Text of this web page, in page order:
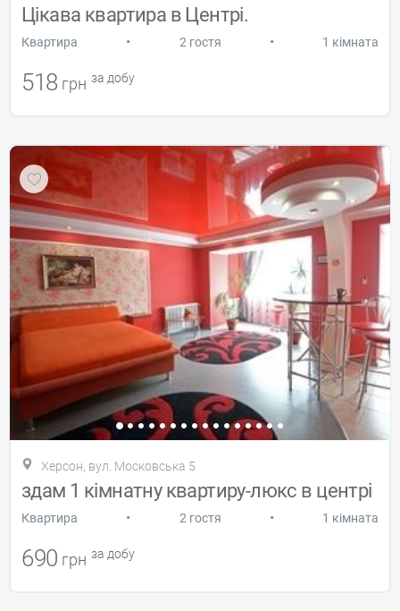
Цікава квартира в Центрі.
Квартира • 2 гостя • 1 кімната
518 грн за добу
Херсон, вул. Московська 5
здам 1 кімнатну квартиру-люкс в центрі
Квартира • 2 гостя • 1 кімната
690 грн за добу